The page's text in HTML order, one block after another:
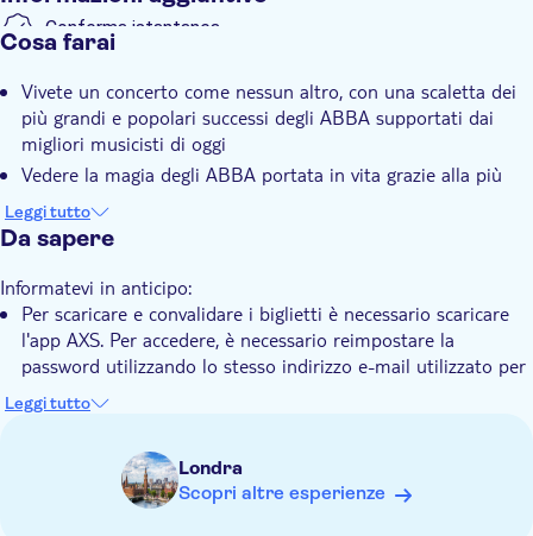
Conferma istantanea
Cosa farai
Vivete un concerto come nessun altro, con una scaletta dei
più grandi e popolari successi degli ABBA supportati dai
migliori musicisti di oggi
Vedere la magia degli ABBA portata in vita grazie alla più
recente tecnologia di motion capture, che rende più sfumata
la linea di demarcazione tra fisico e digitale.
Godetevi l'atmosfera unica della splendida ABBA Arena di
Londra, costruita appositamente per l'occasione.
Scoprire una fantastica selezione di merchandising e di
deliziosi cibi e bevande, disponibili per l'acquisto presso
l'arena
Leggi tutto
Da sapere
Informatevi in anticipo:
Per scaricare e convalidare i biglietti è necessario scaricare
l'app AXS. Per accedere, è necessario reimpostare la
password utilizzando lo stesso indirizzo e-mail utilizzato per
l'acquisto dei biglietti. I biglietti vi aspetteranno, pronti per
essere scansionati all'ingresso del locale. Assicuratevi di
I partecipanti di età inferiore ai 16 anni devono essere
accompagnati da un adulto e non possono sedere nell'arena
Leggi tutto
Londra
Scopri altre esperienze